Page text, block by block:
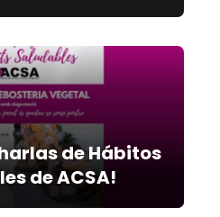
de Hábitos
de ACSA!